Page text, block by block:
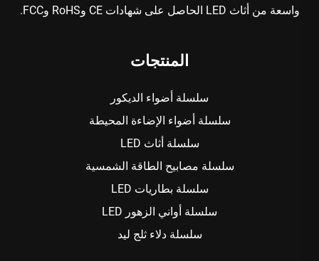
واسعة من أثاث LED الحاصل على شهادات CE وRoHS وFCC.
المنتجات
سلسلة أضواء الديكور
سلسلة أضواء الإضاءة المحيطة
سلسلة أثاث LED
سلسلة مصابيح الطاقة الشمسية
سلسلة بطاريات LED
سلسلة أواني الزهور LED
سلسلة دلاء ثلج ليد